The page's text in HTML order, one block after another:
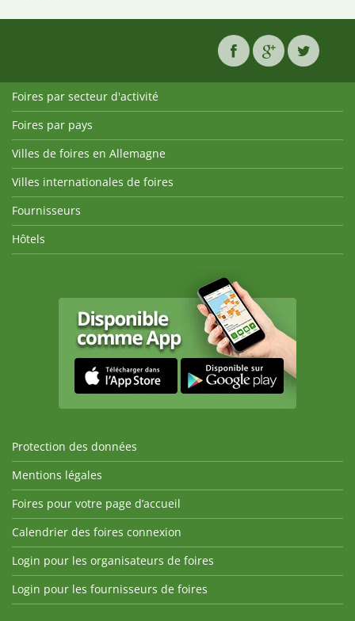
Foires par secteur d'activité
Foires par pays
Villes de foires en Allemagne
Villes internationales de foires
Fournisseurs
Hôtels
Protection des données
Mentions légales
Foires pour votre page d’accueil
Calendrier des foires connexion
Login pour les organisateurs de foires
Login pour les fournisseurs de foires